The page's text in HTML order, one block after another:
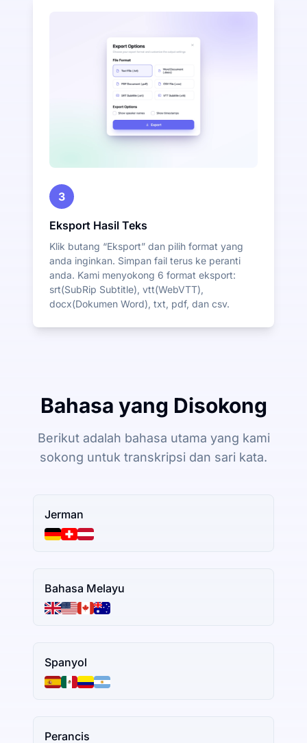
3
Eksport Hasil Teks
Klik butang “Eksport” dan pilih format yang
anda inginkan. Simpan fail terus ke peranti
anda. Kami menyokong 6 format eksport:
srt(SubRip Subtitle), vtt(WebVTT),
docx(Dokumen Word), txt, pdf, dan csv.
Bahasa yang Disokong
Berikut adalah bahasa utama yang kami
sokong untuk transkripsi dan sari kata.
Jerman
Bahasa Melayu
Spanyol
Perancis